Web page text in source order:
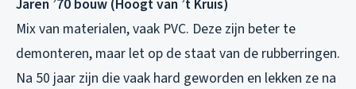
Jaren ’70 bouw (Hoogt van ’t Kruis)
Mix van materialen, vaak PVC. Deze zijn beter te
demonteren, maar let op de staat van de rubberringen.
Na 50 jaar zijn die vaak hard geworden en lekken ze na